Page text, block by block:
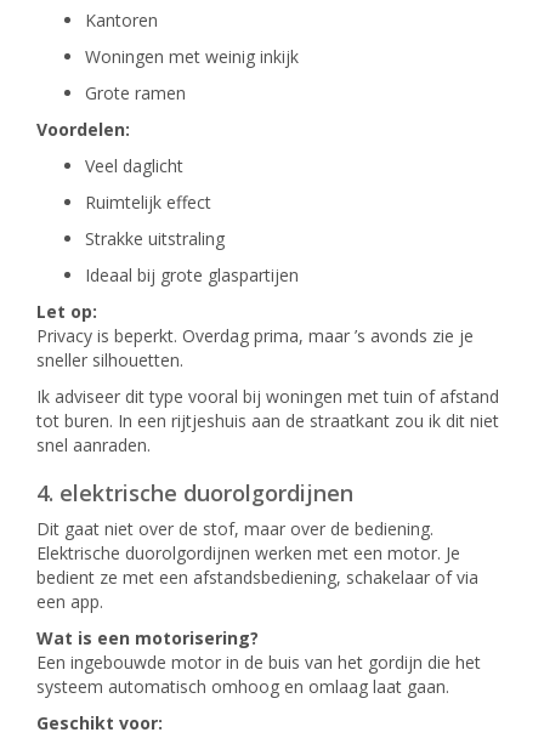
Kantoren
Woningen met weinig inkijk
Grote ramen
Voordelen:
Veel daglicht
Ruimtelijk effect
Strakke uitstraling
Ideaal bij grote glaspartijen
Let op:
Privacy is beperkt. Overdag prima, maar ’s avonds zie je
sneller silhouetten.
Ik adviseer dit type vooral bij woningen met tuin of afstand
tot buren. In een rijtjeshuis aan de straatkant zou ik dit niet
snel aanraden.
4. elektrische duorolgordijnen
Dit gaat niet over de stof, maar over de bediening.
Elektrische duorolgordijnen werken met een motor. Je
bedient ze met een afstandsbediening, schakelaar of via
een app.
Wat is een motorisering?
Een ingebouwde motor in de buis van het gordijn die het
systeem automatisch omhoog en omlaag laat gaan.
Geschikt voor: